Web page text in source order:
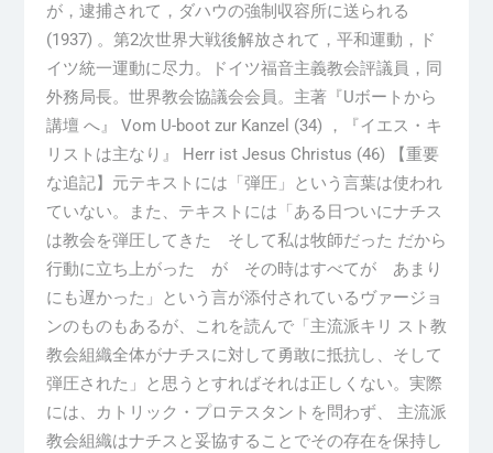
が，逮捕されて，ダハウの強制収容所に送られる
(1937) 。第2次世界大戦後解放されて，平和運動，ド
イツ統一運動に尽力。ドイツ福音主義教会評議員，同
外務局長。世界教会協議会会員。主著『Uボートから
講壇 へ』
Vom U-boot zur Kanzel (34)
，『イエス・キ
リストは主なり』
Herr ist Jesus Christus (46)
【重要
な追記】元テキストには「弾圧」という言葉は使われ
ていない。また、テキストには「ある日ついにナチス
は教会を弾圧してきた そして私は牧師だった だから
行動に立ち上がった が その時はすべてが あまり
にも遅かった」という言が添付されているヴァージョ
ンのものもあるが、これを読んで「主流派キリ スト教
教会組織全体がナチスに対して勇敢に抵抗し、そして
弾圧された」と思うとすればそれは正しくない。実際
には、カトリック・プロテスタントを問わず、 主流派
教会組織はナチスと妥協することでその存在を保持し